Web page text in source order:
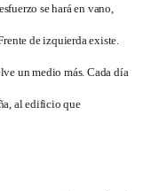
se hará en vano,
de izquierda existe.
un medio más. Cada día
al edificio que